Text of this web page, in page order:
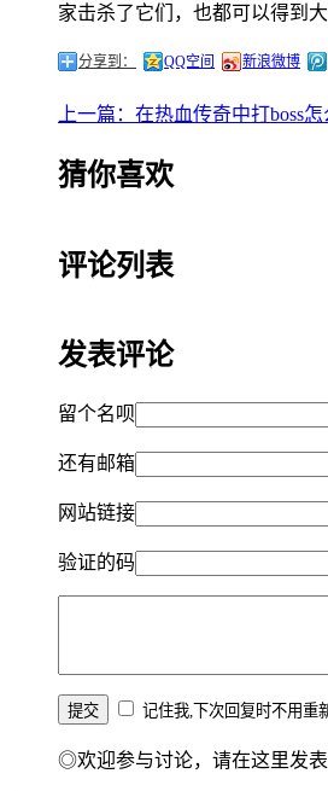
家击杀了它们，也都可以得到
分享到： QQ空间 新浪微博
上一篇：在热血传奇中打boss
猜你喜欢
评论列表
发表评论
留个名呗
还有邮箱
网站链接
验证的码
记住我,下次回复时不用重
◎欢迎参与讨论，请在这里发表